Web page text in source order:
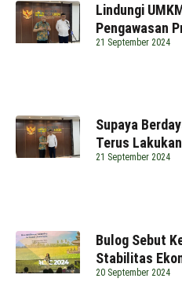
Lindungi
Pengawasan
21 September 2024
Supaya
Terus
21 September 2024
Bulog Sebut
Stabilitas
20 September 2024